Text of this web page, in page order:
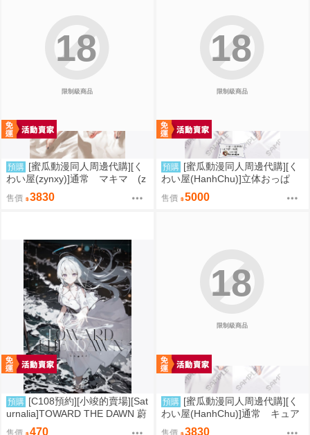
限制級商品
18
預購 [蜜瓜動漫同人周邊代購][く
わい屋(zynxy)]通常 マキマ (z
ynxy)抱き枕カバー(抱枕套)(同人
周邊)
售價 3830
限制級商品
18
預購 [蜜瓜動漫同人周邊代購][く
わい屋(HanhChu)]立体おっぱ
い キュアアルカナシャドウ_る
るか (HanhChu)抱き枕カバー
售價 5000
預購 [C108預約][小竣的賣場][Sat
urnalia]TOWARD THE DAWN 蔚
藍檔案 同人誌id=3787219
售價 470
限制級商品
18
預購 [蜜瓜動漫同人周邊代購][く
わい屋(HanhChu)]通常 キュア
アルカナシャドウ_るるか (Ha
售價 3830